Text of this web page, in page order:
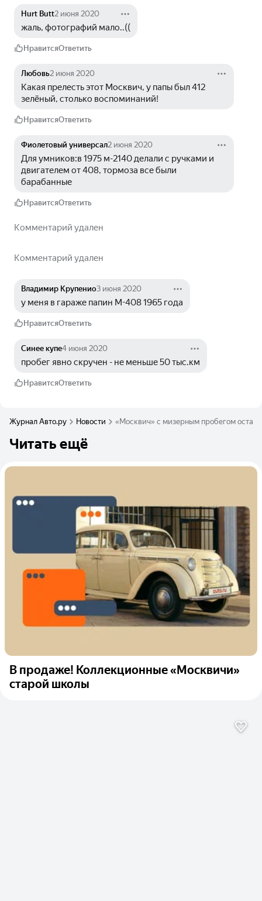
Hurt Butt2 июня 2020
жаль, фотографий мало..((
НравитсяОтветить
Любовь2 июня 2020
Какая прелесть этот Москвич, у папы был 412
зелёный, столько воспоминаний!
НравитсяОтветить
Фиолетовый универсал2 июня 2020
Для умников:в 1975 м-2140 делали с ручками и
двигателем от 408, тормоза все были
барабанные
НравитсяОтветить
Комментарий удален
Комментарий удален
Владимир Крупенио3 июня 2020
у меня в гараже папин М-408 1965 года
НравитсяОтветить
Синее купе4 июня 2020
пробег явно скручен - не меньше 50 тыс.км
НравитсяОтветить
Журнал Авто.ру Новости «Москвич» с мизерным пробегом
Читать ещё
В продаже! Коллекционные «Москвичи»
старой школы